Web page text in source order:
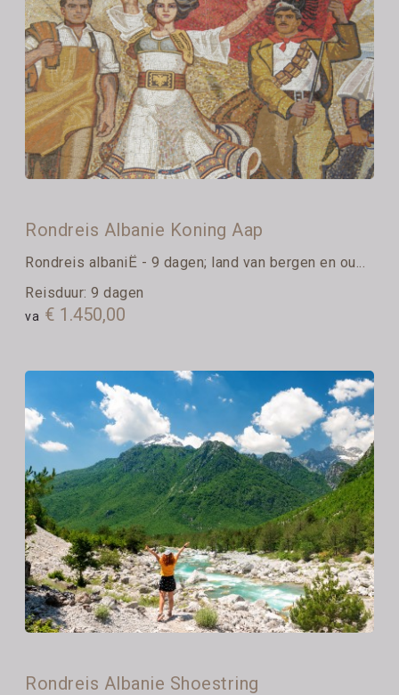
Rondreis Albanie Koning Aap
Rondreis albaniË - 9 dagen; land van bergen en ou...
Reisduur: 9 dagen
va € 1.450,00
Rondreis Albanie Shoestring